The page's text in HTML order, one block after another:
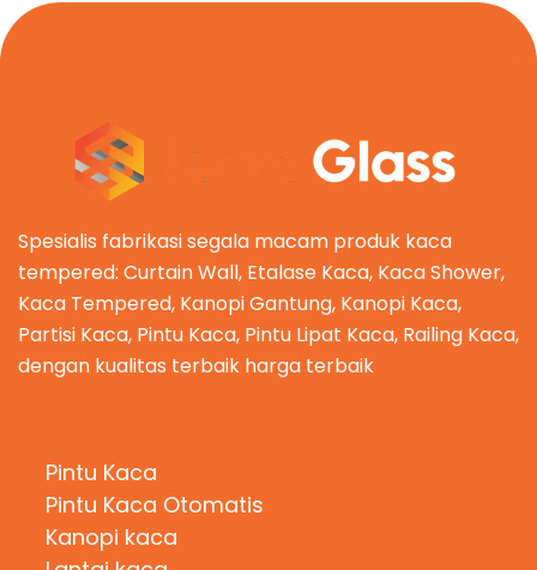
Spesialis fabrikasi segala macam produk kaca
tempered: Curtain Wall, Etalase Kaca, Kaca Shower,
Kaca Tempered, Kanopi Gantung, Kanopi Kaca,
Partisi Kaca, Pintu Kaca, Pintu Lipat Kaca, Railing Kaca,
dengan kualitas terbaik harga terbaik
Pintu Kaca
Pintu Kaca Otomatis
Kanopi kaca